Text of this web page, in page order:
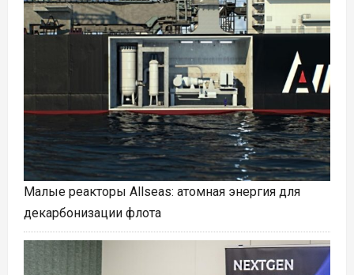
Малые реакторы Allseas: атомная энергия для
декарбонизации флота